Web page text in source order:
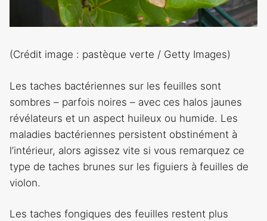
(Crédit image : pastèque verte / Getty Images)
Les taches bactériennes sur les feuilles sont
sombres – parfois noires – avec ces halos jaunes
révélateurs et un aspect huileux ou humide. Les
maladies bactériennes persistent obstinément à
l’intérieur, alors agissez vite si vous remarquez ce
type de taches brunes sur les figuiers à feuilles de
violon.
Les taches fongiques des feuilles restent plus